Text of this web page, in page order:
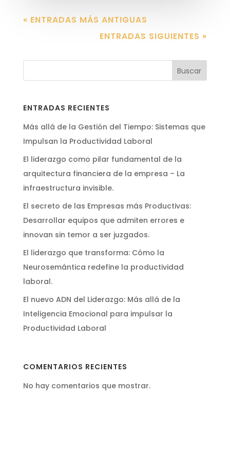
« ENTRADAS MÁS ANTIGUAS
ENTRADAS SIGUIENTES »
Buscar
ENTRADAS RECIENTES
Más allá de la Gestión del Tiempo: Sistemas que
Impulsan la Productividad Laboral
El liderazgo como pilar fundamental de la
arquitectura financiera de la empresa – La
infraestructura invisible.
El secreto de las Empresas más Productivas:
Desarrollar equipos que admiten errores e
innovan sin temor a ser juzgados.
El liderazgo que transforma: Cómo la
Neurosemántica redefine la productividad
laboral.
El nuevo ADN del Liderazgo: Más allá de la
Inteligencia Emocional para impulsar la
Productividad Laboral
COMENTARIOS RECIENTES
No hay comentarios que mostrar.